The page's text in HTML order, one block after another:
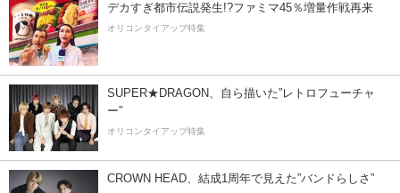
デカすぎ都市伝説発生!?ファミマ45％増量作戦再来
オリコンタイアップ特集
SUPER★DRAGON、自ら描いた”レトロフューチャ
ー”
オリコンタイアップ特集
CROWN HEAD、結成1周年で見えた”バンドらしさ”